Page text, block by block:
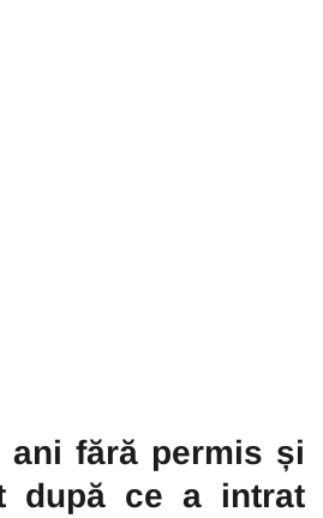
ani fără permis și
după ce a intrat